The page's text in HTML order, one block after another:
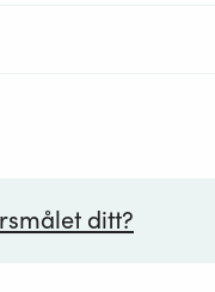
ditt?